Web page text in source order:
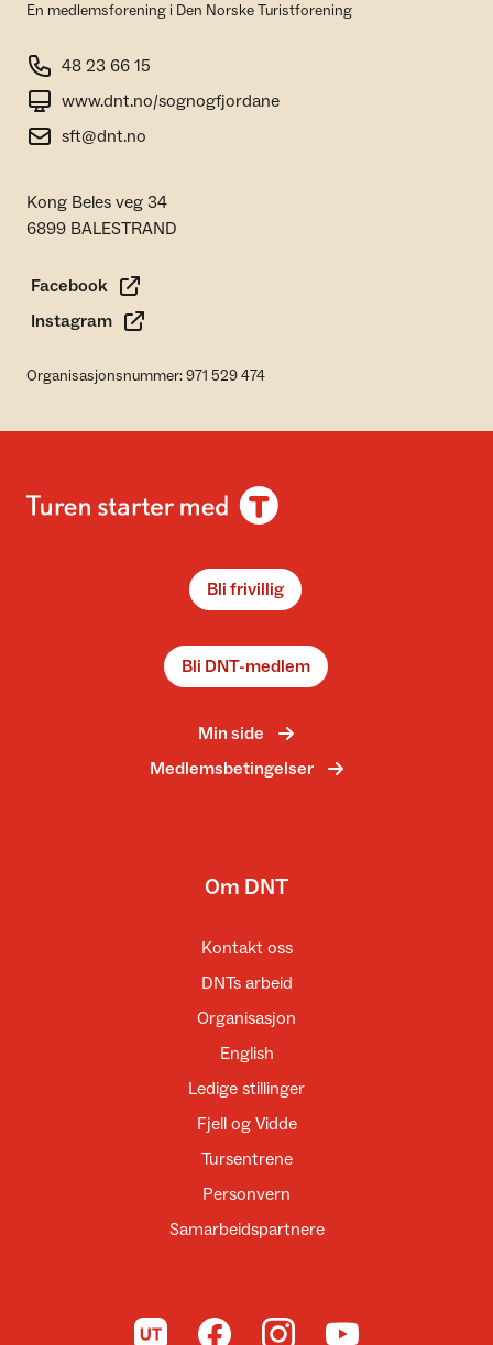
En medlemsforening i Den Norske Turistforening
48 23 66 15
www.dnt.no/sognogfjordane
sft@dnt.no
Kong Beles veg 34
6899 BALESTRAND
Facebook
Instagram
Organisasjonsnummer: 971 529 474
Bli frivillig
Bli DNT-medlem
Min side
Medlemsbetingelser
Om DNT
Kontakt oss
DNTs arbeid
Organisasjon
English
Ledige stillinger
Fjell og Vidde
Tursentrene
Personvern
Samarbeidspartnere
Til UT.no Til DNT på Facebook
Til DNT på Instagram
Til DNT på YouTube